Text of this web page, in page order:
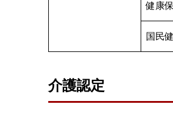
健康
国民
介護認定